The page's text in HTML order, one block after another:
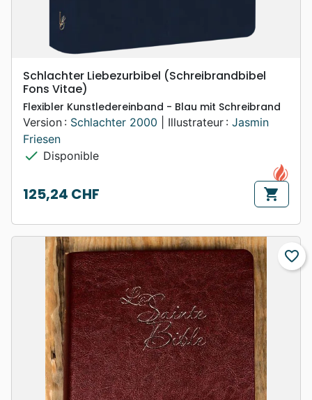
Schlachter Liebezurbibel (Schreibrandbibel
Fons Vitae)
Flexibler Kunstledereinband - Blau mit Schreibrand
Version : Schlachter 2000 | Illustrateur : Jasmin
Friesen
check Disponible
Prix
125,24 CHF shopping_cart
favorite_border